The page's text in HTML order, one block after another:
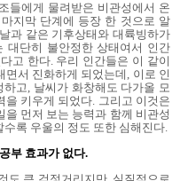
들에게 물려받은 비관성에서 온
지막 단계에 등장 한 것으로 알
과 같은 기후상태와 대륙빙하가
대단히 불안정한 상태여서 인간
고 한다. 우리 인간들은 이 같이
서 진화하게 되었는데, 이로 인
고, 날씨가 화창해도 다가올 모
키우게 되었다. 그리고 이것은
먼저 보는 능력과 함께 비관성
록 우울의 정도 또한 심해진다.
부 효과가 없다.